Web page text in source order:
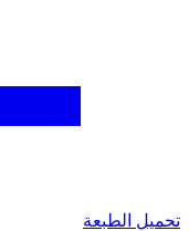
الطبعة